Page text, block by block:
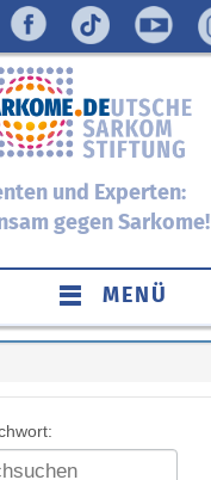
und Experten:
gegen Sarkome!
MENÜ